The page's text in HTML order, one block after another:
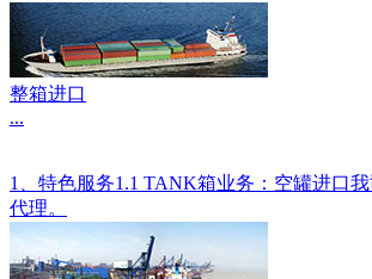
整箱进口
...
1、特色服务1.1 TANK箱业务：空罐进口
代理。